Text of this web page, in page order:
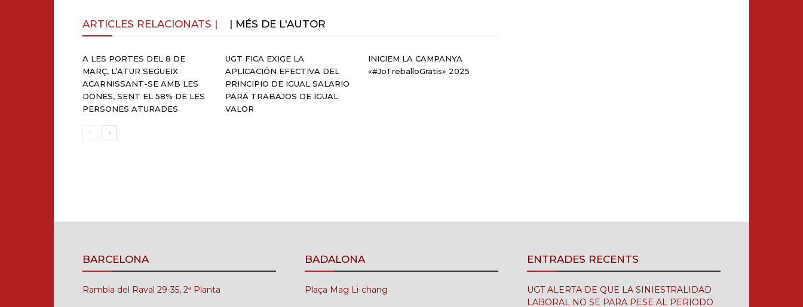
ARTICLES RELACIONATS | | MÉS DE L'AUTOR
A LES PORTES DEL 8 DE
MARÇ, L’ATUR SEGUEIX
ACARNISSANT-SE AMB LES
DONES, SENT EL 58% DE LES
PERSONES ATURADES
UGT FICA EXIGE LA
APLICACIÓN EFECTIVA DEL
PRINCIPIO DE IGUAL SALARIO
PARA TRABAJOS DE IGUAL
VALOR
INICIEM LA CAMPANYA
«#JoTreballoGratis» 2025
BARCELONA
Rambla del Raval 29-35, 2ª Planta
BADALONA
Plaça Mag Li-chang
ENTRADES RECENTS
UGT ALERTA DE QUE LA SINIESTRALIDAD
LABORAL NO SE PARA PESE AL PERIODO